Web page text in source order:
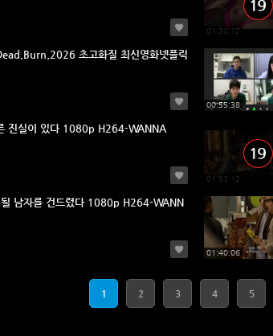
01:30:12
고화질 최신영화넷플릭
00:55:38
진실이 있다 1080p H264-WANNA
01:53:12
남자를 건드렸다 1080p H264-WANN
01:40:06
1 2 3 4 5